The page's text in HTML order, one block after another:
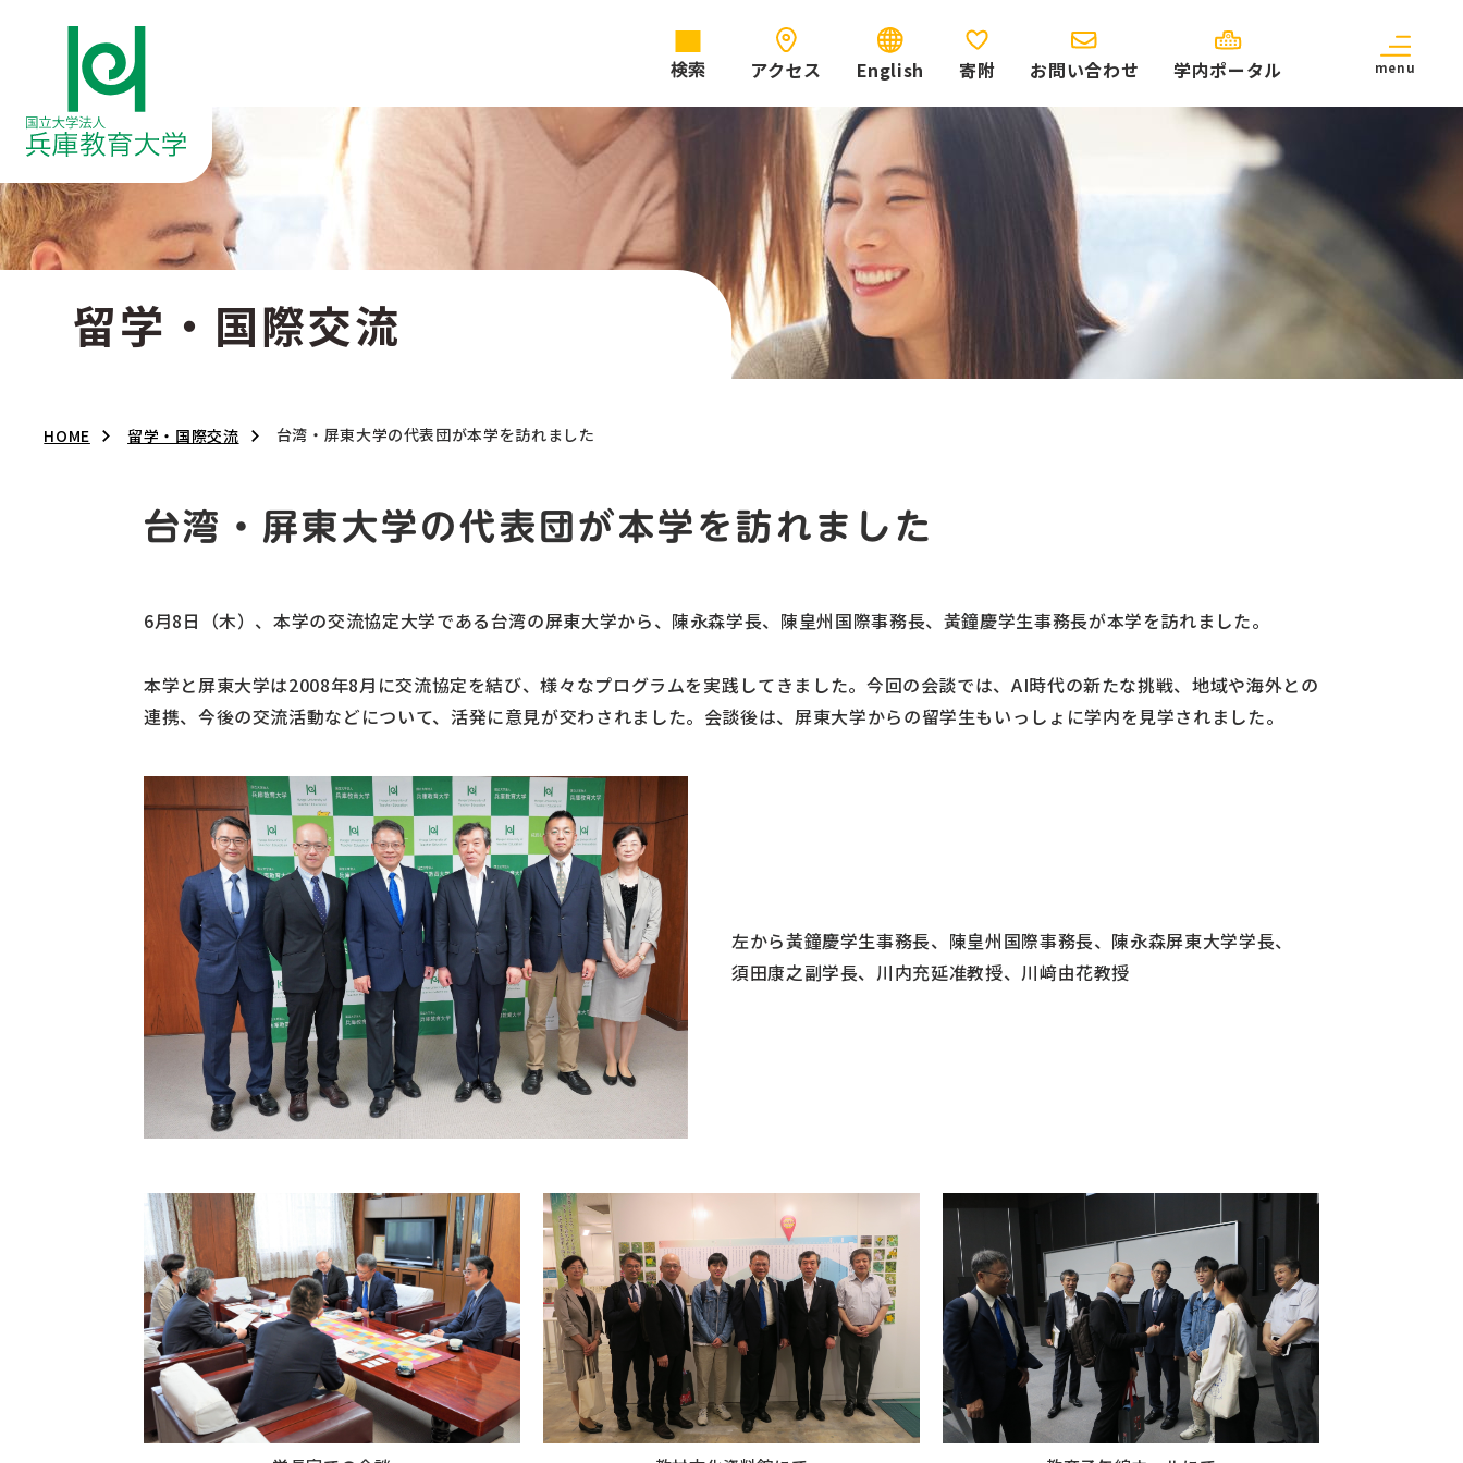
検索 アクセス English 寄附 お問い合わせ 学内ポータル menu
留学・国際交流
HOME 留学・国際交流 台湾・屏東大学の代表団が本学を訪れました
台湾・屏東大学の代表団が本学を訪れました
6月8日（木）、本学の交流協定大学である台湾の屏東大学から、陳永森学長、陳皇州国際事務長、黃鐘慶学生事務長が本学を訪れました。
本学と屏東大学は2008年8月に交流協定を結び、様々なプログラムを実践してきました。今回の会談では、AI時代の新たな挑戦、地域や海外との
連携、今後の交流活動などについて、活発に意見が交わされました。会談後は、屏東大学からの留学生もいっしょに学内を見学されました。
左から黃鐘慶学生事務長、陳皇州国際事務長、陳永森屏東大学学長、
須田康之副学長、川内充延准教授、川﨑由花教授